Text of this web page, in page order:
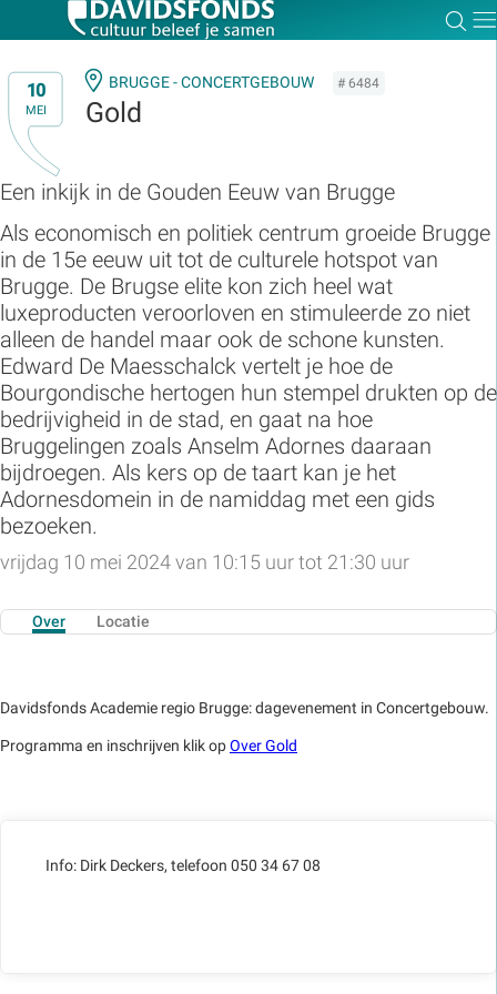
10
MEI
BRUGGE - CONCERTGEBOUW # 6484
Gold
Een inkijk in de Gouden Eeuw van Brugge
Als economisch en politiek centrum groeide Brugge
in de 15e eeuw uit tot de culturele hotspot van
Brugge. De Brugse elite kon zich heel wat
luxeproducten veroorloven en stimuleerde zo niet
alleen de handel maar ook de schone kunsten.
Edward De Maesschalck vertelt je hoe de
Bourgondische hertogen hun stempel drukten op de
bedrijvigheid in de stad, en gaat na hoe
Bruggelingen zoals Anselm Adornes daaraan
bijdroegen. Als kers op de taart kan je het
Adornesdomein in de namiddag met een gids
bezoeken.
vrijdag 10 mei 2024 van 10:15 uur tot 21:30 uur
Over Locatie
Davidsfonds Academie regio Brugge: dagevenement in Concertgebouw.
Programma en inschrijven klik opOver Gold
Info: Dirk Deckers, telefoon 050 34 67 08
Zoek:
Zoeken